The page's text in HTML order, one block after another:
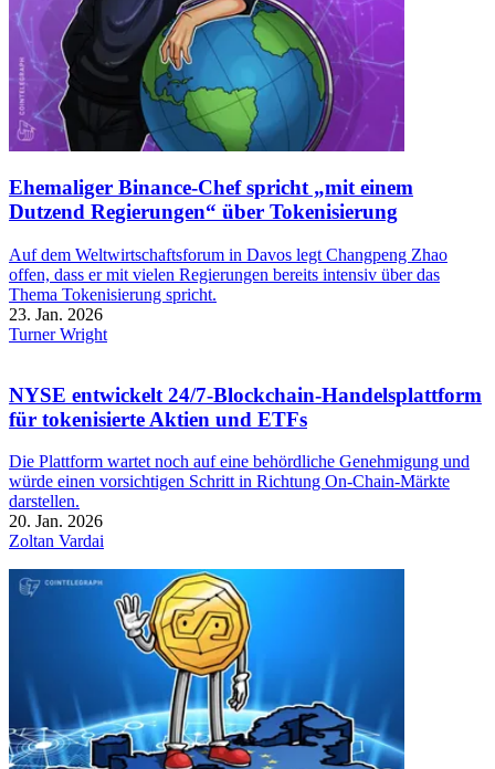
Ehemaliger Binance-Chef spricht „mit einem
Dutzend Regierungen“ über Tokenisierung
Auf dem Weltwirtschaftsforum in Davos legt Changpeng Zhao
offen, dass er mit vielen Regierungen bereits intensiv über das
Thema Tokenisierung spricht.
23. Jan. 2026
Turner Wright
NYSE entwickelt 24/7-Blockchain-Handelsplattform
für tokenisierte Aktien und ETFs
Die Plattform wartet noch auf eine behördliche Genehmigung und
würde einen vorsichtigen Schritt in Richtung On-Chain-Märkte
darstellen.
20. Jan. 2026
Zoltan Vardai